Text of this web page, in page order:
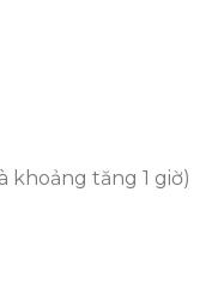
khoảng tăng 1 giờ)